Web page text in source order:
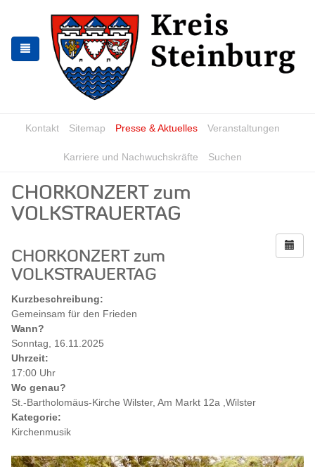
springen
springen
Kontakt Sitemap Presse & Aktuelles Veranstaltungen
Karriere und Nachwuchskräfte Suchen
CHORKONZERT zum
VOLKSTRAUERTAG
CHORKONZERT zum
VOLKSTRAUERTAG
Kurzbeschreibung:
Gemeinsam für den Frieden
Wann?
Sonntag, 16.11.2025
Uhrzeit:
17:00 Uhr
Wo genau?
St.-Bartholomäus-Kirche Wilster, Am Markt 12a ,Wilster
Kategorie:
Kirchenmusik